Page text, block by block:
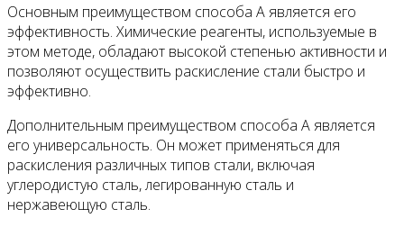
Основным преимуществом способа A является его
эффективность. Химические реагенты, используемые в
этом методе, обладают высокой степенью активности и
позволяют осуществить раскисление стали быстро и
эффективно.
Дополнительным преимуществом способа A является
его универсальность. Он может применяться для
раскисления различных типов стали, включая
углеродистую сталь, легированную сталь и
нержавеющую сталь.